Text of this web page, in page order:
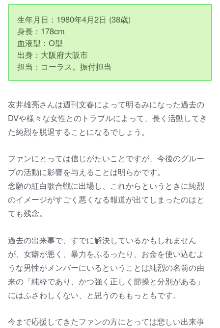
生年月日：1980年4月2日 (38歳)
身長：178cm
血液型：O型
出身：大阪府大阪市
担当：コーラス。振付担当
友井雄亮さんは週刊文春によって明るみになった過去の
DVや様々な女性とのトラブルによって、長く活動してき
た純烈を脱退することになるでしょう。
ファンにとっては信じがたいことですが、今後のグルー
プの活動に影響を与えることは明らかです。
念願の紅白歌合戦に出場し、これからというときに純烈
のイメージがすごく悪くなる報道が出てしまったのはと
ても残念。
過去の出来事で、すでに解決しているかもしれません
が、女癖が悪く、暴力をふるったり、お金を使い込むよ
うな男性がメンバーにいるということは純烈の名前の由
来の「純粋であり、かつ強く正しく節操と分別がある」
にはふさわしくない、と思うのももっともです。
今まで応援してきたファンの方にとっては悲しい出来事